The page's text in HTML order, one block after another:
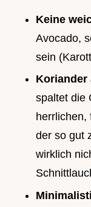
Keine
Avocado,
sein
Koriander
spaltet die
herrlichen,
der so gut
wirklich